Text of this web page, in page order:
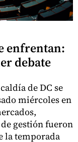
enfrentan:
debate
de DC se
miércoles en
gestión fueron
la temporada